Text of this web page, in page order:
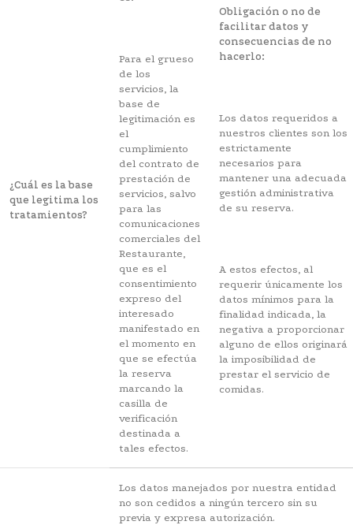
¿Cuál es la base
que legitima los
tratamientos?
Para el grueso
de los
servicios, la
base de
legitimación es
el
cumplimiento
del contrato de
prestación de
servicios, salvo
para las
comunicaciones
comerciales del
Restaurante,
que es el
consentimiento
expreso del
interesado
manifestado en
el momento en
que se efectúa
la reserva
marcando la
casilla de
verificación
destinada a
tales efectos.
Obligación o no de
facilitar datos y
consecuencias de no
hacerlo:
Los datos requeridos a
nuestros clientes son los
estrictamente
necesarios para
mantener una adecuada
gestión administrativa
de su reserva.
A estos efectos, al
requerir únicamente los
datos mínimos para la
finalidad indicada, la
negativa a proporcionar
alguno de ellos originará
la imposibilidad de
prestar el servicio de
comidas.
Los datos manejados por nuestra entidad
no son cedidos a ningún tercero sin su
previa y expresa autorización.